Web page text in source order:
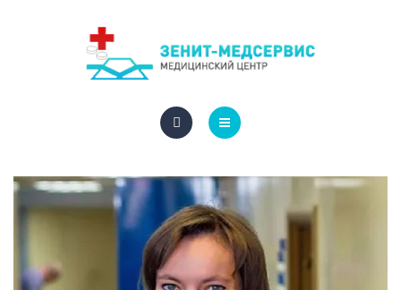
ЗАПИСАТЬСЯ НА ПРИЕМ
УСЛУГИ
ЦЕНЫ